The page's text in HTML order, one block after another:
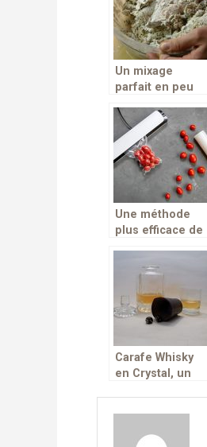
Un mixage
parfait en peu
pétrin
professionnel
Une méthode
plus efficace de
des aliments!
Carafe Whisky
en Crystal, un